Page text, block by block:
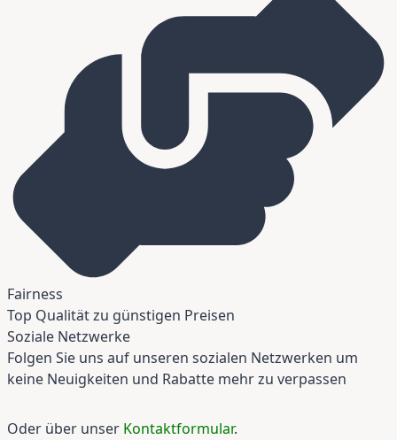
Fairness
Top Qualität zu günstigen Preisen
Soziale Netzwerke
Folgen Sie uns auf unseren sozialen Netzwerken um
keine Neuigkeiten und Rabatte mehr zu verpassen
Oder über unser Kontaktformular.